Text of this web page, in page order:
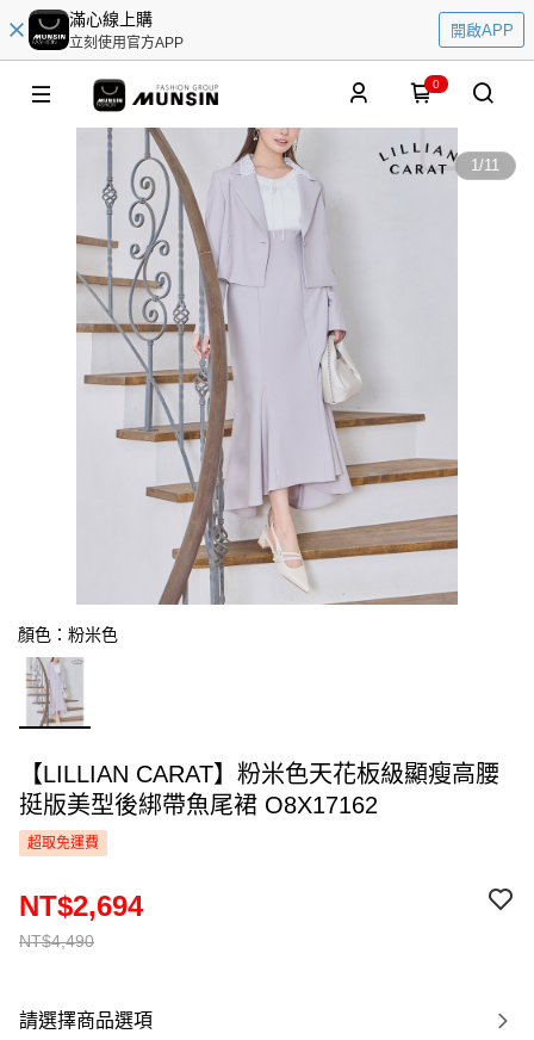
滿心線上購
立刻使用官方APP
開啟APP
0
1/11
顏色：粉米色
【LILLIAN CARAT】粉米色天花板級顯瘦高腰
挺版美型後綁帶魚尾裙 O8X17162
超取免運費
NT$4,490
NT$2,694
請選擇商品選項